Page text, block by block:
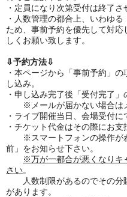
・定員になり次第受付は終了さ
・人数管理の都合上、いわゆ
ため、事前予約を優先して対
しくお願い致します。
⇩予約方法⇩
・本ページから「事前予約」
し込み。
・申し込み完了後「受付完了
※メールが届かない場合はメ
・ライブ開催当日、会場受付に
・チケット代金はその際にお支
※スマートフォンの操作がわ
前」をお知らせ下さい。
※万が一都合が悪くなりキ
さい。
人数制限があるのでその分
があります。